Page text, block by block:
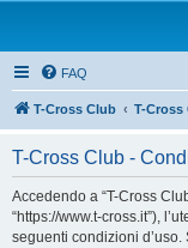
FAQ
T-Cross Club T-Cross
T-Cross Club -
Accedendo a “T-Cross
“https://www.t-cross.it”),
seguenti condizioni